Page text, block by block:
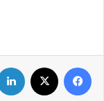
فيسبوك